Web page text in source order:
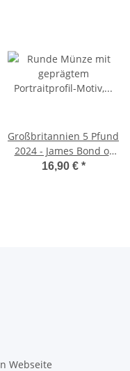
Großbritannien 5 Pfund
2024 - James Bond of
The 2000´s BU
16,90 € *
Webseite